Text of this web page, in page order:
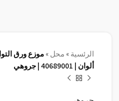
الرئسية » محل »
ألوان | 40689001 | جروهي